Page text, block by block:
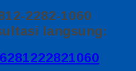
2282-1060
langsung: